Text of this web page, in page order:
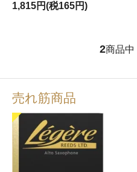
1,815円(税165円)
2商品中
売れ筋商品